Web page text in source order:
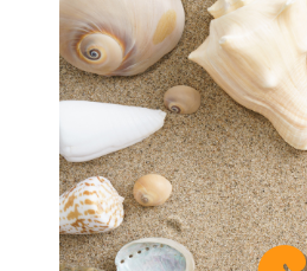
Poids net
Diamètre extérieur D
Diamètre intérieur d
Longueur
Coeff. Facteur Dynamique Y
Diamètre intérieur (ext roulement) D
Diamètre passage de vis V